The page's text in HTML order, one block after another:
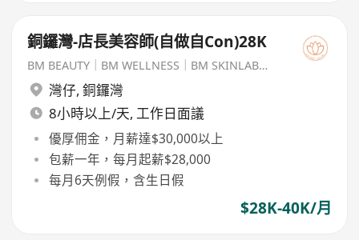
銅鑼灣-店長美容師(自做自Con)28K
BM BEAUTY｜BM WELLNESS｜BM SKINLAB｜EASE MASSAGE
灣仔, 銅鑼灣
8小時以上/天, 工作日面議
優厚佣金，月薪達$30,000以上
包薪一年，每月起薪$28,000
每月6天例假，含生日假
$28K-40K/月